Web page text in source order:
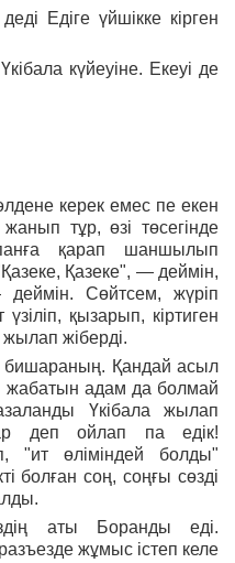
Едіге үйшікке кірген
күйеуіне. Екеуі де
керек емес пе екен
тұр, өзі төсегінде
қарап шаншылып
Қазеке", — деймін,
Сөйтсем, жүріп
қызарып, кіртиген
жылап жіберді.
Қандай асыл
жабатын адам да болмай
Үкібала жылап
деп ойлап па едік!
өліміндей болды"
болған соң, соңғы сөзді
аты Боранды еді.
жұмыс істеп келе